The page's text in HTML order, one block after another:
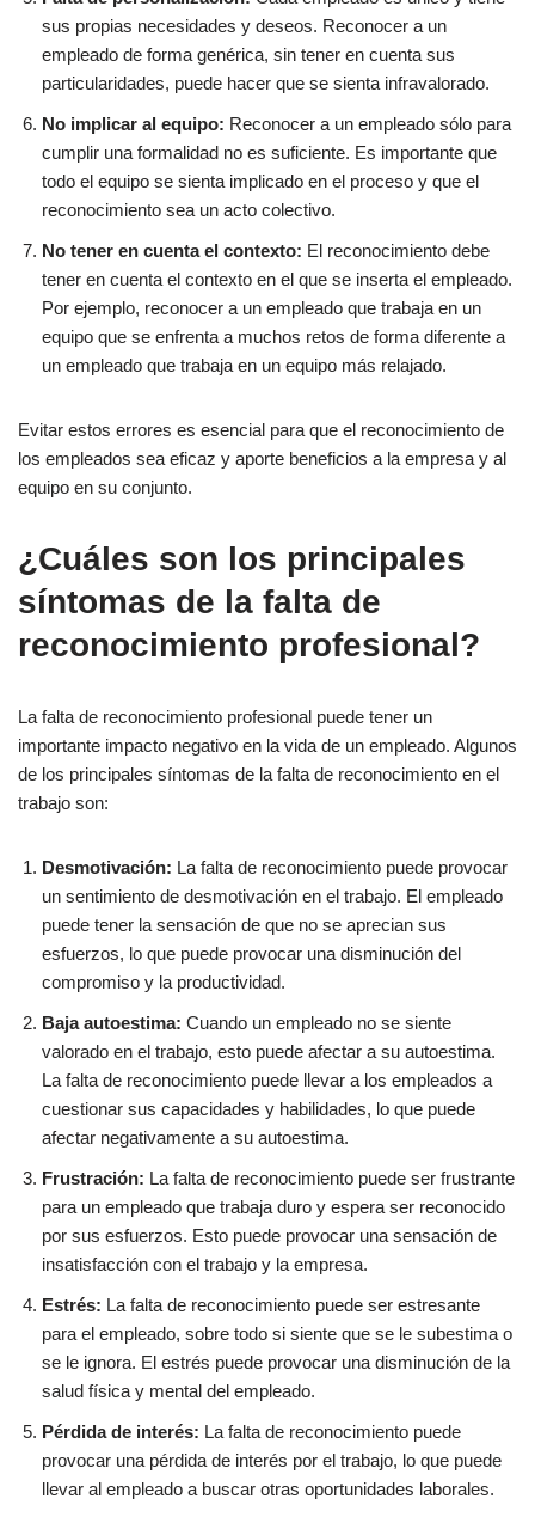
sus propias necesidades y deseos. Reconocer a un
empleado de forma genérica, sin tener en cuenta sus
particularidades, puede hacer que se sienta infravalorado.
No implicar al equipo: Reconocer a un empleado sólo para
cumplir una formalidad no es suficiente. Es importante que
todo el equipo se sienta implicado en el proceso y que el
reconocimiento sea un acto colectivo.
No tener en cuenta el contexto: El reconocimiento debe
tener en cuenta el contexto en el que se inserta el empleado.
Por ejemplo, reconocer a un empleado que trabaja en un
equipo que se enfrenta a muchos retos de forma diferente a
un empleado que trabaja en un equipo más relajado.
Evitar estos errores es esencial para que el reconocimiento de
los empleados sea eficaz y aporte beneficios a la empresa y al
equipo en su conjunto.
¿Cuáles son los principales
síntomas de la falta de
reconocimiento profesional?
La falta de reconocimiento profesional puede tener un
importante impacto negativo en la vida de un empleado. Algunos
de los principales síntomas de la falta de reconocimiento en el
trabajo son:
Desmotivación: La falta de reconocimiento puede provocar
un sentimiento de desmotivación en el trabajo. El empleado
puede tener la sensación de que no se aprecian sus
esfuerzos, lo que puede provocar una disminución del
compromiso y la productividad.
Baja autoestima: Cuando un empleado no se siente
valorado en el trabajo, esto puede afectar a su autoestima.
La falta de reconocimiento puede llevar a los empleados a
cuestionar sus capacidades y habilidades, lo que puede
afectar negativamente a su autoestima.
Frustración: La falta de reconocimiento puede ser frustrante
para un empleado que trabaja duro y espera ser reconocido
por sus esfuerzos. Esto puede provocar una sensación de
insatisfacción con el trabajo y la empresa.
Estrés: La falta de reconocimiento puede ser estresante
para el empleado, sobre todo si siente que se le subestima o
se le ignora. El estrés puede provocar una disminución de la
salud física y mental del empleado.
Pérdida de interés: La falta de reconocimiento puede
provocar una pérdida de interés por el trabajo, lo que puede
llevar al empleado a buscar otras oportunidades laborales.